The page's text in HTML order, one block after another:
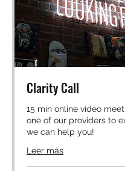
Clarity Call
15 min online video
one of our providers to
we can help you!
Leer más